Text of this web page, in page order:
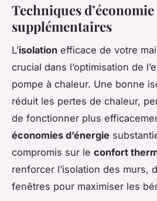
Techniques d’économie
supplémentaires
L’isolation efficace de votre
crucial dans l’optimisation de
pompe à chaleur. Une bonne
réduit les pertes de chaleur,
de fonctionner plus
économies d’énergie
compromis sur le confort
renforcer l’isolation des murs,
fenêtres pour maximiser les